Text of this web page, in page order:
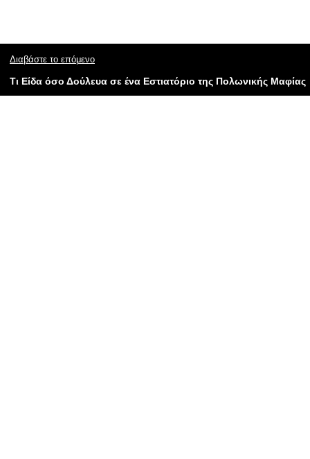
Διαβάστε το επόμενο
Τι Είδα όσο Δούλευα σε ένα Εστιατόριο της Πολωνικής Μαφίας